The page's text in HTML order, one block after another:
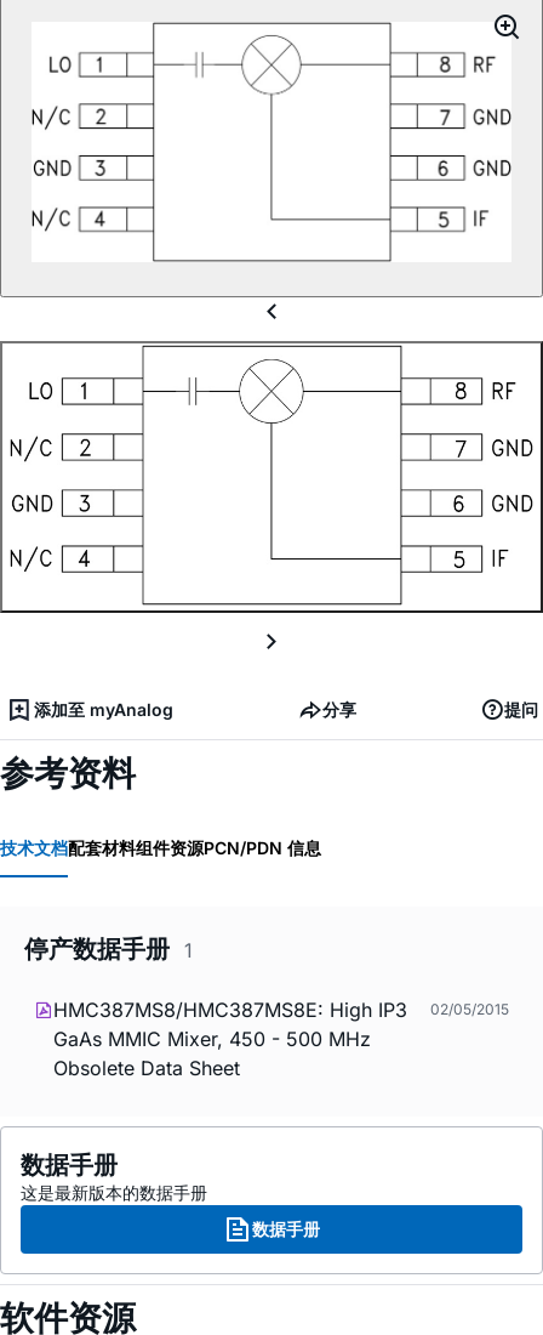
添加至 myAnalog 分享 提问
参考资料
技术文档配套材料组件资源PCN/PDN 信息
停产数据手册 1
HMC387MS8/HMC387MS8E: High IP3
GaAs MMIC Mixer, 450 - 500 MHz
Obsolete Data Sheet
02/05/2015
数据手册
这是最新版本的数据手册
数据手册
软件资源